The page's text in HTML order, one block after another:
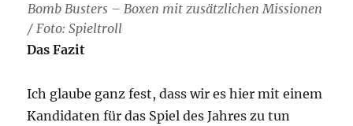
Bomb Busters – Boxen mit zusätzlichen Missionen
/ Foto: Spieltroll
Das Fazit
Ich glaube ganz fest, dass wir es hier mit einem
Kandidaten für das Spiel des Jahres zu tun